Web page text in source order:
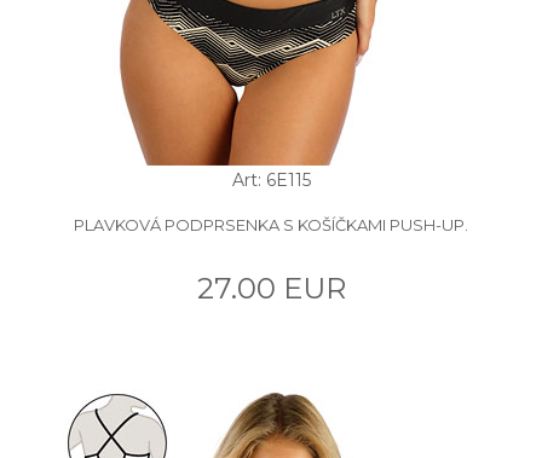
Art: 6E115
PLAVKOVÁ PODPRSENKA S KOŠÍČKAMI PUSH-UP.
27.00 EUR